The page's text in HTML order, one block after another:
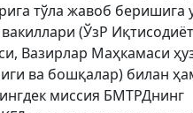
тўла жавоб беришига
(ЎзР
Вазирлар Маҳкамаси
ва бошқалар) билан
миссия БМТРДнинг